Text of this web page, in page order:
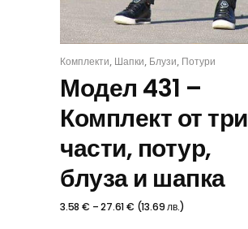
КОМПЛЕКТ
Комплекти Шапки Блузи Потури
Модел 431 –
Комплект от три
части, потур,
блуза и шапка
3.58 € –27.61€ (13.69лв.)